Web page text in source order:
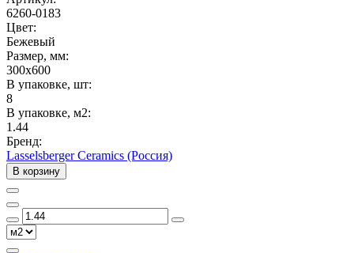
6260-0183
Цвет:
Бежевый
Размер, мм:
300x600
В упаковке, шт:
8
В упаковке, м2:
1.44
Бренд:
Lasselsberger Ceramics (Россия)
В корзину